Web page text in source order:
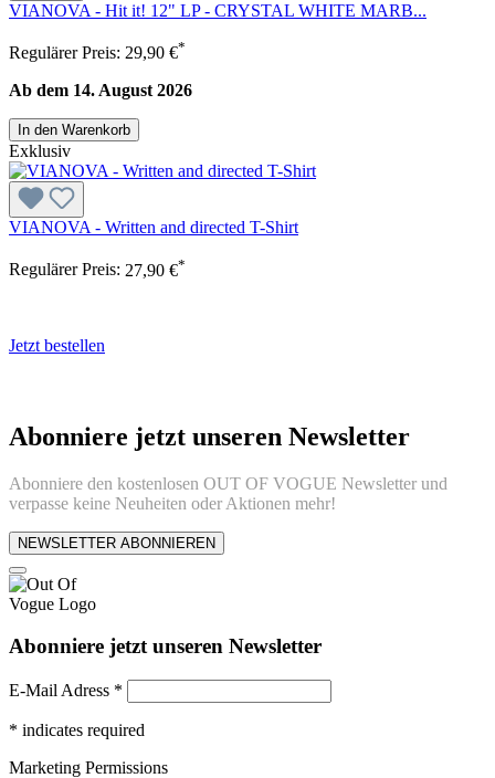
VIANOVA - Hit it! 12" LP - CRYSTAL WHITE MARB...
Regulärer Preis: 29,90 €*
Ab dem 14. August 2026
In den Warenkorb
Exklusiv
VIANOVA - Written and directed T-Shirt
Regulärer Preis: 27,90 €*
Jetzt bestellen
Abonniere jetzt unseren Newsletter
Abonniere den kostenlosen OUT OF VOGUE Newsletter und
verpasse keine Neuheiten oder Aktionen mehr!
NEWSLETTER ABONNIEREN
Abonniere jetzt unseren Newsletter
E-Mail Adress *
* indicates required
Marketing Permissions